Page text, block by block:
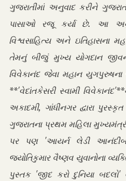
ગુજરાતીમાં અનુવાદ કરીને
પાસાઓ રજૂ કર્યા છે. આ
વિશ્વસાહિત્ય અને ઇતિહાસના
તેમનું બીજું મુખ્ય યોગદાન
વિવેકાનંદ જેવા મહાન
**'વેદાંતકેસરી સ્વામી
અકાદમી, ગાંધીનગર દ્વારા
ગુજરાતના પ્રથમ મહિલા
પર પણ 'આયર્ન લેડી
જ્યોતિકુમાર વૈષ્ણવ યુવાનોના
પુસ્તક 'જીદ કરો દુનિયા બદલો'